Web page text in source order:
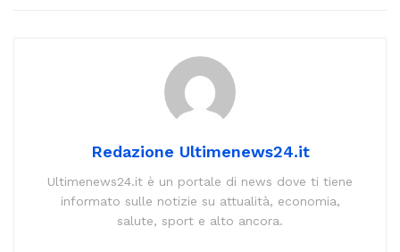
Redazione Ultimenews24.it
Ultimenews24.it è un portale di news dove ti tiene
informato sulle notizie su attualità, economia,
salute, sport e alto ancora.